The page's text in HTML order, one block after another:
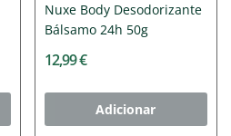
Nuxe Body Desodorizante
Bálsamo 24h 50g
12,99 €
Adicionar